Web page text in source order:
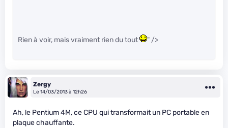
Rien à voir, mais vraiment rien du tout " />
Zergy
Le 14/03/2013 à 12h26
Ah, le Pentium 4M, ce CPU qui transformait un PC portable en
plaque chauffante.